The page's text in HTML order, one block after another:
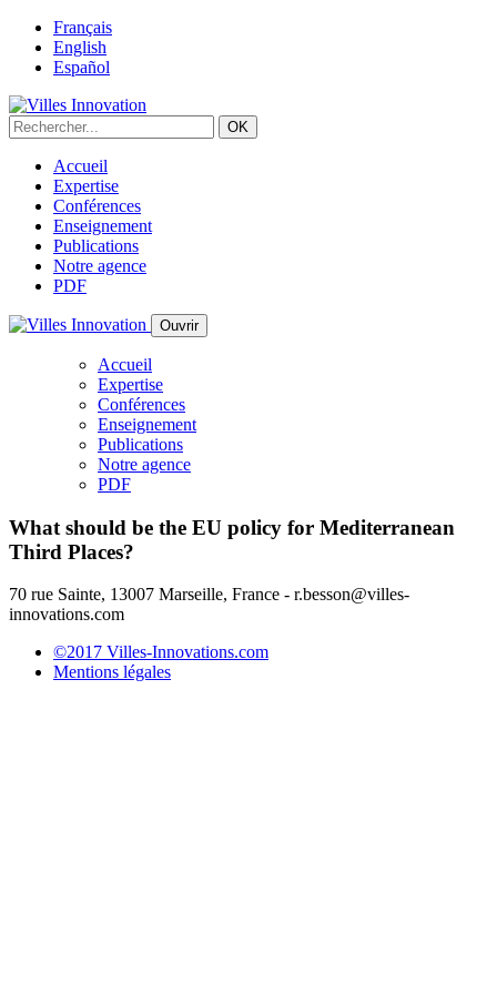
Français
English
Español
Accueil
Expertise
Conférences
Enseignement
Publications
Notre agence
PDF
Ouvrir
Accueil
Expertise
Conférences
Enseignement
Publications
Notre agence
PDF
What should be the EU policy for Mediterranean
Third Places?
70 rue Sainte, 13007 Marseille, France - r.besson@villes-
innovations.com
©2017 Villes-Innovations.com
Mentions légales